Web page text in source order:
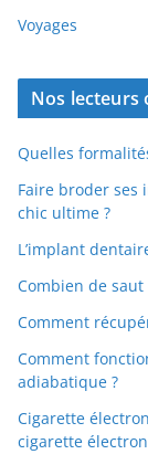
Voyages
Nos lecteurs
Quelles
Faire broder ses
chic ultime ?
L’implant
Combien de
Comment
Comment
adiabatique ?
Cigarette
cigarette